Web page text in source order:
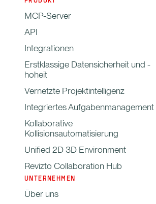
MCP-Server
API
Integrationen
Erstklassige Datensicherheit und -
hoheit
Vernetzte Projektintelligenz
Integriertes Aufgabenmanagement
Kollaborative
Kollisionsautomatisierung
Unified 2D 3D Environment
Revizto Collaboration Hub
UNTERNEHMEN
Über uns